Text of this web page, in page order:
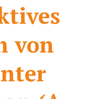
von